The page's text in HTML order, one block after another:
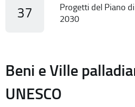
37
Progetti del Piano
2030
Beni e Ville
UNESCO